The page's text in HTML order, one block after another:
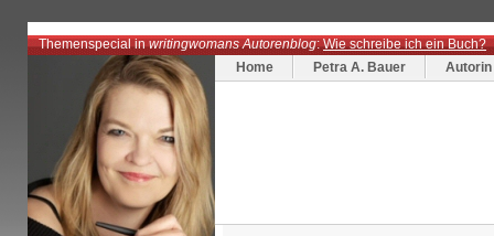
Themenspecial inwritingwomans Autorenblog:Wie schreibe ich ein Buch?
Home
Petra A. Bauer Autorin